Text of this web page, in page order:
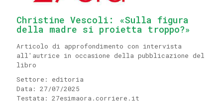
Christine Vescoli: «Sulla figura
della madre si proietta troppo?»
Articolo di approfondimento con intervista
all'autrice in occasione della pubblicazione del
libro
Settore: editoria
Data: 27/07/2025
Testata: 27esimaora.corriere.it